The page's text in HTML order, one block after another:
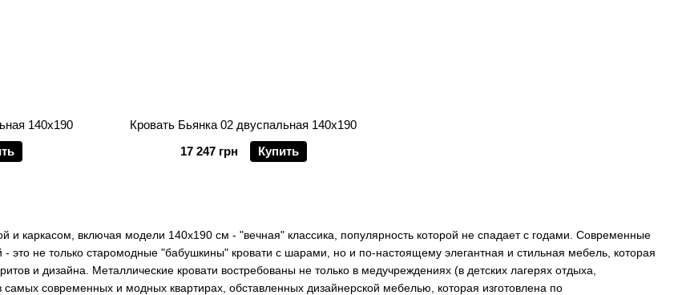
и каркасом, включая модели 140х190 см - "вечная" классика, популярность которой не спадает с годами. Современные
- это не только старомодные "бабушкины" кровати с шарами, но и по-настоящему элегантная и стильная мебель, которая
и дизайна. Металлические кровати востребованы не только в медучреждениях (в детских лагерях отдыха,
современных и модных квартирах, обставленных дизайнерской мебелью, которая изготовлена по
140х190
Кровать Бьянка 02 двуспальная 140х190
17 247 грн
Купить